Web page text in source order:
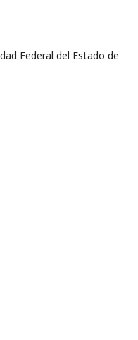
Federal del Estado de